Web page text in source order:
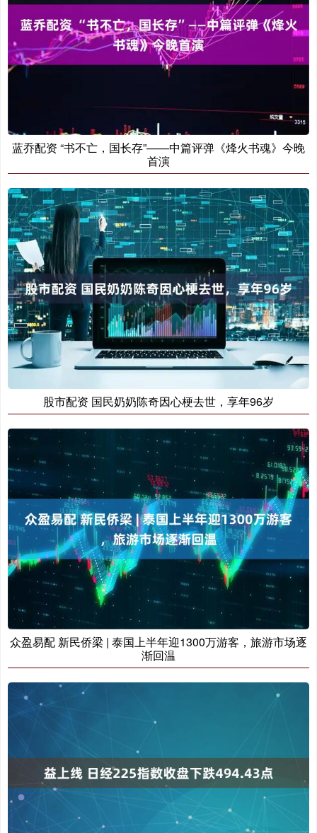
蓝乔配资 “书不亡，国长存”——中篇评弹《烽火书魂》今晚
首演
股市配资 国民奶奶陈奇因心梗去世，享年96岁
众盈易配 新民侨梁 | 泰国上半年迎1300万游客，旅游市场逐
渐回温